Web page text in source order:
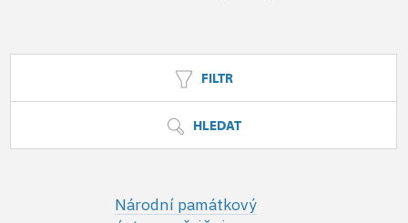
FILTR
HLEDAT
Národní památkový